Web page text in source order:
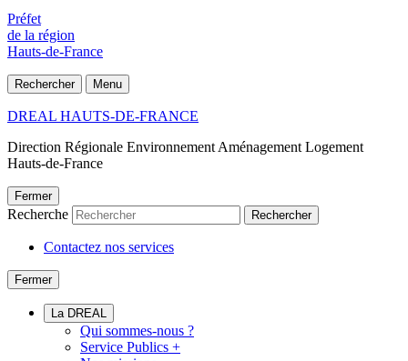
Préfet
de la région
Hauts-de-France
Rechercher Menu
DREAL HAUTS-DE-FRANCE
Direction Régionale Environnement Aménagement Logement
Hauts-de-France
Fermer
Recherche Rechercher
Contactez nos services
Fermer
La DREAL
Qui sommes-nous ?
Service Publics +